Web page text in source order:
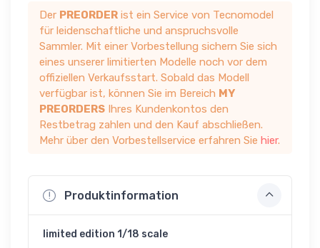
Der PREORDER ist ein Service von Tecnomodel
für leidenschaftliche und anspruchsvolle
Sammler. Mit einer Vorbestellung sichern Sie sich
eines unserer limitierten Modelle noch vor dem
offiziellen Verkaufsstart. Sobald das Modell
verfügbar ist, können Sie im Bereich MY
PREORDERS Ihres Kundenkontos den
Restbetrag zahlen und den Kauf abschließen.
Mehr über den Vorbestellservice erfahren Sie hier.
Produktinformation
limited edition 1/18 scale